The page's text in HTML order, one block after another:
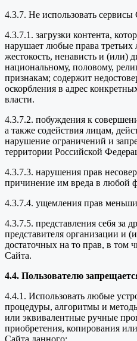
4.3.7. Не использовать сервисы
4.3.7.1. загрузки контента,
нарушает любые права третьих
жестокость, ненависть и (или)
национальному, половому,
признакам; содержит
оскорбления в адрес
власти.
4.3.7.2. побуждения к
а также содействия лицам,
нарушение ограничений и
территории Российской
4.3.7.3. нарушения прав
причинение им вреда в любой
4.3.7.4. ущемления прав
4.3.7.5. представления себя за
представителя организации и
достаточных на то прав, в том
Сайта.
4.4. Пользователю
4.4.1. Использовать любые
процедуры, алгоритмы и
или эквивалентные ручные
приобретения, копирования
Сайта данного;